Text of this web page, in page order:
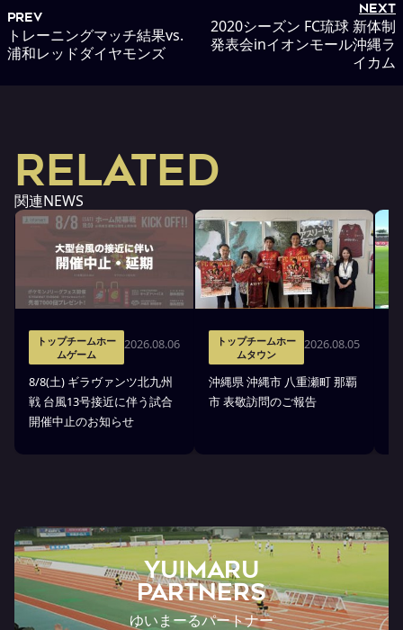
PREV
トレーニングマッチ結果vs.
浦和レッドダイヤモンズ
NEXT
2020シーズン FC琉球 新体制
発表会inイオンモール沖縄ラ
イカム
RELATED
関連NEWS
トップチームホー
ムゲーム
2026.08.06
8/8(土) ギラヴァンツ北九州
戦 台風13号接近に伴う試合
開催中止のお知らせ
トップチームホー
ムタウン
2026.08.05
沖縄県 沖縄市 八重瀬町 那覇
市 表敬訪問のご報告
YUIMARU
Partners
ゆいまーるパートナー